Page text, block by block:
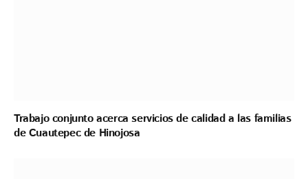
Trabajo conjunto acerca servicios de calidad a las familias
de Cuautepec de Hinojosa